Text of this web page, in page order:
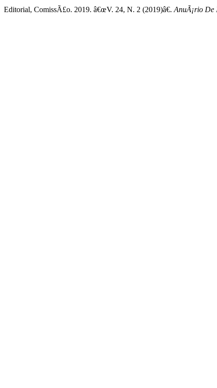
Editorial, ComissÃ£o. 2019. â€œV. 24, N. 2 (2019)â€. AnuÃ¡rio De